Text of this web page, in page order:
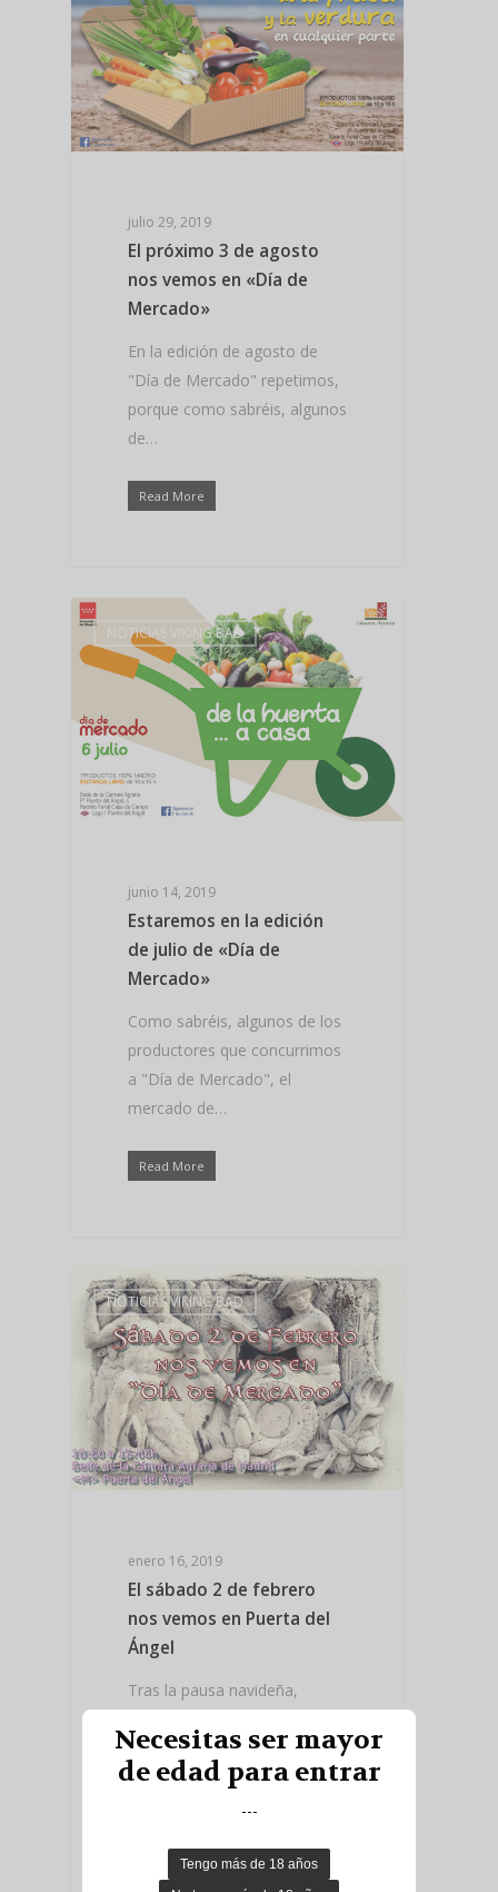
julio 29, 2019
El próximo 3 de agosto
nos vemos en «Día de
Mercado»
En la edición de agosto de
"Día de Mercado" repetimos,
porque como sabréis, algunos
de…
Read More
NOTICIAS VIKING BAD
junio 14, 2019
Estaremos en la edición
de julio de «Día de
Mercado»
Como sabréis, algunos de los
productores que concurrimos
a "Día de Mercado", el
mercado de…
Read More
NOTICIAS VIKING BAD
enero 16, 2019
El sábado 2 de febrero
nos vemos en Puerta del
Ángel
Tras la pausa navideña,
enero no hay “Día de
Mercado”),…
Necesitas ser mayor
de edad para entrar
---